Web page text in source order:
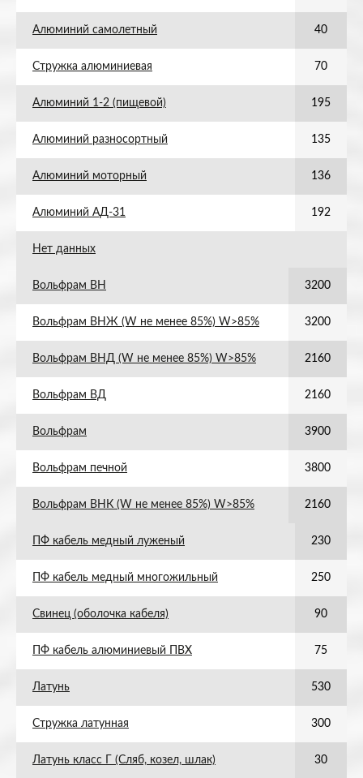
Алюминий самолетный 40
Стружка алюминиевая 70
Алюминий 1-2 (пищевой) 195
Алюминий разносортный 135
Алюминий моторный 136
Алюминий АД-31 192
Нет данных
Вольфрам ВН 3200
Вольфрам ВНЖ (W не менее 85%) W>85% 3200
Вольфрам ВНД (W не менее 85%) W>85% 2160
Вольфрам ВД 2160
Вольфрам 3900
Вольфрам печной 3800
Вольфрам ВНК (W не менее 85%) W>85% 2160
ПФ кабель медный луженый 230
ПФ кабель медный многожильный 250
Свинец (оболочка кабеля) 90
ПФ кабель алюминиевый ПВХ 75
Латунь 530
Стружка латунная 300
Латунь класс Г (Сляб, козел, шлак) 30